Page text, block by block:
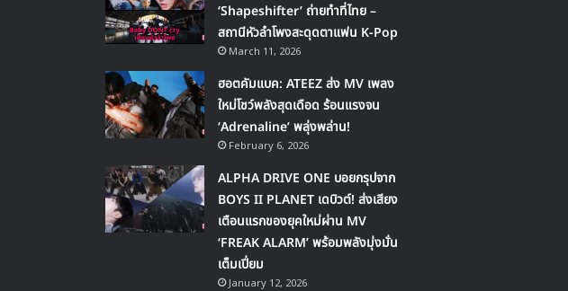
‘Shapeshifter’ ถ่ายทำที่ไทย –
สถานีหัวลำโพงสะดุดตาแฟน K-Pop
March 11, 2026
ฮอตคัมแบค: ATEEZ ส่ง MV เพลง
ใหม่โชว์พลังสุดเดือด ร้อนแรงจน
‘Adrenaline’ พลุ่งพล่าน!
February 6, 2026
ALPHA DRIVE ONE บอยกรุปจาก
BOYS II PLANET เดบิวต์! ส่งเสียง
เตือนแรกของยุคใหม่ผ่าน MV
‘FREAK ALARM’ พร้อมพลังมุ่งมั่น
เต็มเปี่ยม
January 12, 2026